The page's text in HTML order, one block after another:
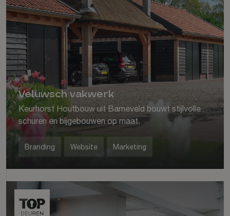
Veluwsch vakwerk
Keurhorst Houtbouw uit Barneveld bouwt stijlvolle
schuren en bijgebouwen op maat.
Branding Website Marketing